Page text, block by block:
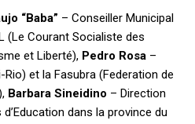
“Baba” – Conseiller Municipal
(Le Courant Socialiste des
et Liberté), Pedro Rosa –
et la Fasubra (Federation de
Barbara Sineidino – Direction
dans la province du